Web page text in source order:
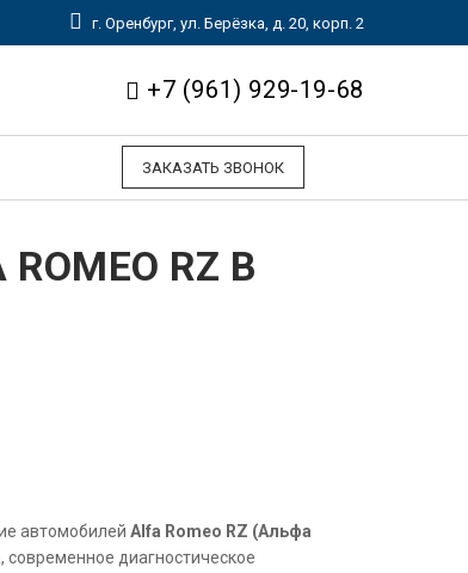
г. Оренбург, ул. Берёзка, д. 20, корп. 2
+7 (961) 929-19-68
ЗАКАЗАТЬ ЗВОНОК
RZ В
автомобилей Alfa Romeo RZ (Альфа
диагностическое